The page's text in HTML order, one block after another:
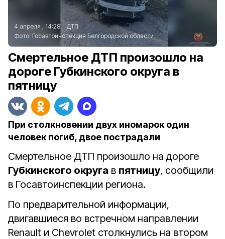
4 апреля , 14:28
ДТП
Фото: Госавтоинспекция Белгородской области
Смертельное ДТП произошло на
дороге Губкинского округа в
пятницу
При столкновении двух иномарок один
человек погиб, двое пострадали
Смертельное ДТП произошло на дороге
Губкинского округа в пятницу, сообщили
в Госавтоинспекции региона.
По предварительной информации,
двигавшиеся во встречном направлении
Renault и Chevrolet столкнулись на втором